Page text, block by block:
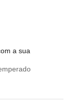
a sua